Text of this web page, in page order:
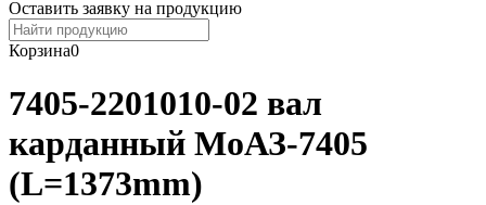
Оставить заявку на продукцию
Корзина0
7405-2201010-02 вал
карданный МоАЗ-7405
(L=1373mm)